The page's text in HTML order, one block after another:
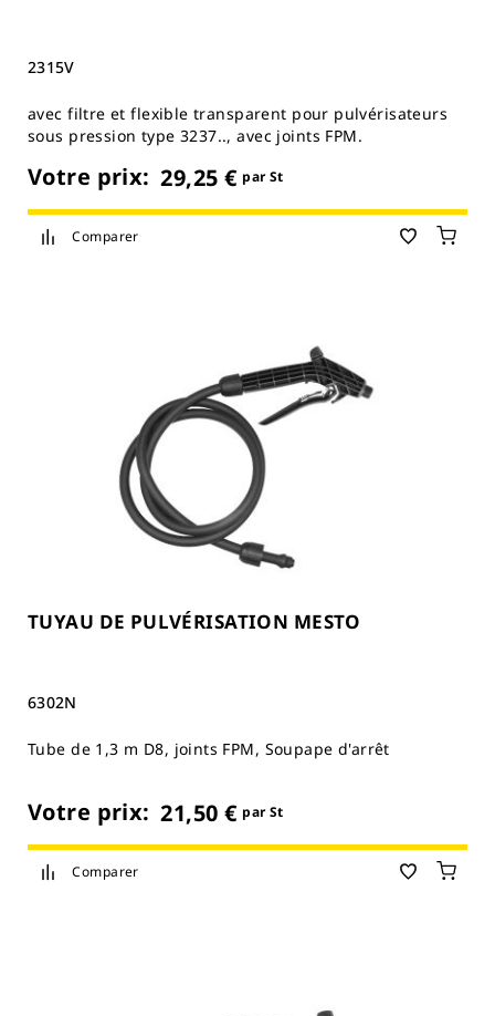
2315V
avec filtre et flexible transparent pour pulvérisateurs
sous pression type 3237.., avec joints FPM.
Votre prix: 29,25 € par St
Comparer
TUYAU DE PULVÉRISATION MESTO
6302N
Tube de 1,3 m D8, joints FPM, Soupape d'arrêt
Votre prix: 21,50 € par St
Comparer